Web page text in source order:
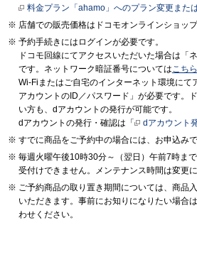
料金プラン「ahamo」へのプラン変更また
店舗での販売価格はドコモオンラインショッ
予約手続きにはログインが必要です。
ドコモ回線にてアクセスいただいた場合は「
です。ネットワーク暗証番号については こちら
Wi-Fiまたはご自宅のインターネット環境にて
アカウントのID／パスワード」が必要です。
い方も、dアカウントの発行が可能です。
dアカウントの発行・確認は「
dアカウント
すでに商品をご予約中の場合には、お申込みで
毎週火曜午後10時30分～（翌日）午前7時ま
受付けできません。メンテナンス時間は変更
ご予約商品の取り置き期間については、商品
いただきます。事前にお知りになりたい場合
わせください。